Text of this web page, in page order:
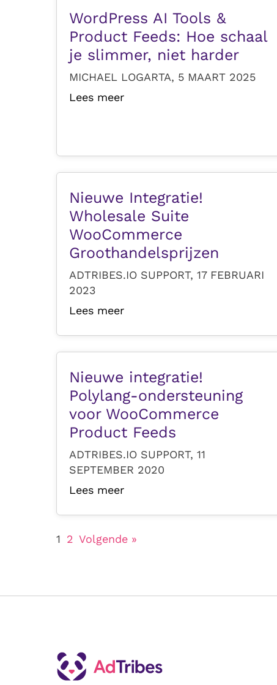
WordPress AI Tools &
Product Feeds: Hoe schaal
je slimmer, niet harder
MICHAEL LOGARTA, 5 MAART 2025
Lees meer
Nieuwe Integratie!
Wholesale Suite
WooCommerce
Groothandelsprijzen
ADTRIBES.IO SUPPORT, 17 FEBRUARI
2023
Lees meer
Nieuwe integratie!
Polylang-ondersteuning
voor WooCommerce
Product Feeds
ADTRIBES.IO SUPPORT, 11
SEPTEMBER 2020
Lees meer
1 2 Volgende »